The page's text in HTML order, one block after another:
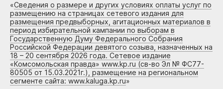
«Сведения о размере и других условиях оплаты услуг по
размещению на страницах сетевого издания для
размещения предвыборных, агитационных материалов в
период избирательной кампании по выборам в
Государственную Думу Федерального Собрания
Российской Федерации девятого созыва, назначенных на
18 – 20 сентября 2026 года. Сетевое издание
«Комсомольская правда» www.kp.ru (св-во Эл № ФС77-
80505 от 15.03.2021г.), размещение на региональном
сегменте сайта: www.kaluga.kp.ru»